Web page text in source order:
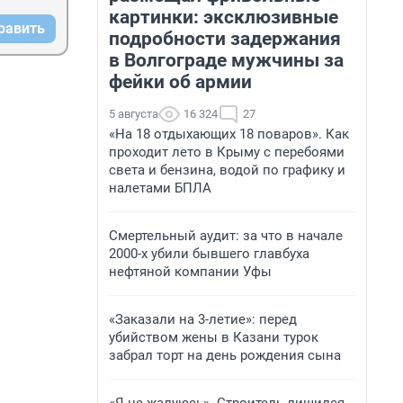
картинки: эксклюзивные
подробности задержания
в Волгограде мужчины за
фейки об армии
5 августа 16 324 27
«На 18 отдыхающих 18 поваров». Как
проходит лето в Крыму с перебоями
света и бензина, водой по графику и
налетами БПЛА
Смертельный аудит: за что в начале
2000-х убили бывшего главбуха
нефтяной компании Уфы
«Заказали на 3-летие»: перед
убийством жены в Казани турок
забрал торт на день рождения сына